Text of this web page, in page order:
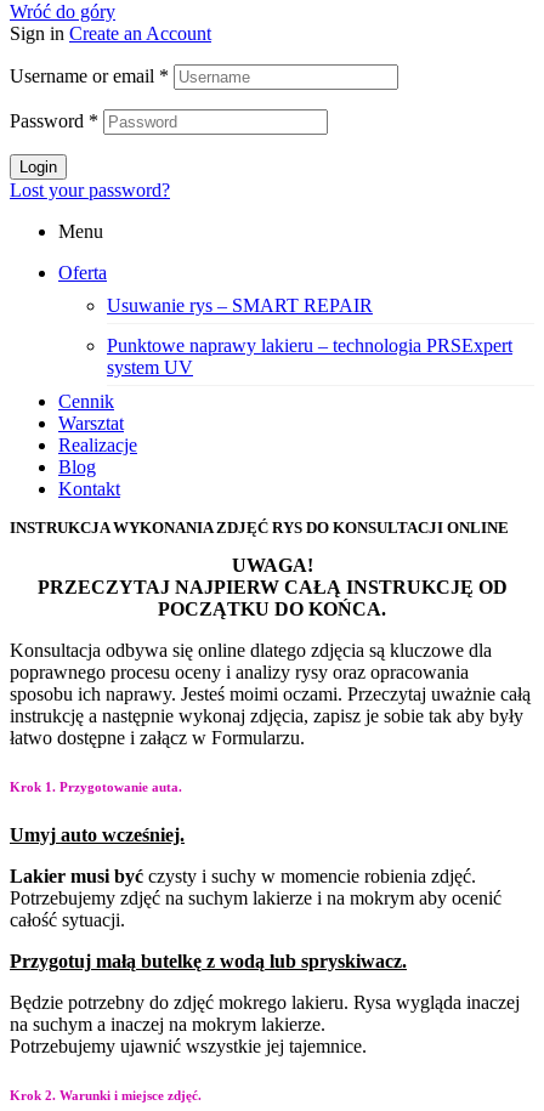
Wróć do góry
Sign in Create an Account
Username or email *
Password *
Login
Lost your password?
Menu
Oferta
Usuwanie rys – SMART REPAIR
Punktowe naprawy lakieru – technologia PRSExpert
system UV
Cennik
Warsztat
Realizacje
Blog
Kontakt
INSTRUKCJA WYKONANIA ZDJĘĆ RYS DO KONSULTACJI ONLINE
UWAGA!
PRZECZYTAJ NAJPIERW CAŁĄ INSTRUKCJĘ OD
POCZĄTKU DO KOŃCA.
Konsultacja odbywa się online dlatego zdjęcia są kluczowe dla
poprawnego procesu oceny i analizy rysy oraz opracowania
sposobu ich naprawy. Jesteś moimi oczami. Przeczytaj uważnie całą
instrukcję a następnie wykonaj zdjęcia, zapisz je sobie tak aby były
łatwo dostępne i załącz w Formularzu.
Krok 1. Przygotowanie auta.
Umyj auto wcześniej.
Lakier musi być czysty i suchy w momencie robienia zdjęć.
Potrzebujemy zdjęć na suchym lakierze i na mokrym aby ocenić
całość sytuacji.
Przygotuj małą butelkę z wodą lub spryskiwacz.
Będzie potrzebny do zdjęć mokrego lakieru. Rysa wygląda inaczej
na suchym a inaczej na mokrym lakierze.
Potrzebujemy ujawnić wszystkie jej tajemnice.
Krok 2. Warunki i miejsce zdjęć.